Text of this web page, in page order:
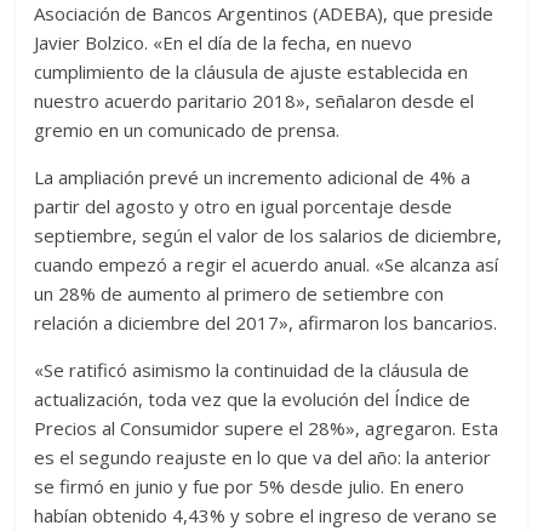
Asociación de Bancos Argentinos (ADEBA), que preside
Javier Bolzico. «En el día de la fecha, en nuevo
cumplimiento de la cláusula de ajuste establecida en
nuestro acuerdo paritario 2018», señalaron desde el
gremio en un comunicado de prensa.
La ampliación prevé un incremento adicional de 4% a
partir del agosto y otro en igual porcentaje desde
septiembre, según el valor de los salarios de diciembre,
cuando empezó a regir el acuerdo anual. «Se alcanza así
un 28% de aumento al primero de setiembre con
relación a diciembre del 2017», afirmaron los bancarios.
«Se ratificó asimismo la continuidad de la cláusula de
actualización, toda vez que la evolución del Índice de
Precios al Consumidor supere el 28%», agregaron. Esta
es el segundo reajuste en lo que va del año: la anterior
se firmó en junio y fue por 5% desde julio. En enero
habían obtenido 4,43% y sobre el ingreso de verano se